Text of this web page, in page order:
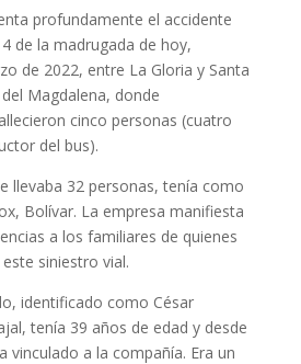
profundamente el accidente
de la madrugada de hoy,
de 2022, entre La Gloria y Santa
Magdalena, donde
cinco personas (cuatro
del bus).
llevaba 32 personas, tenía como
Bolívar. La empresa manifiesta
a los familiares de quienes
siniestro vial.
identificado como César
tenía 39 años de edad y desde
vinculado a la compañía. Era un